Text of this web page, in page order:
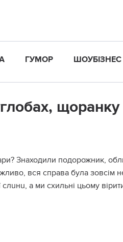
ГУМОР ШОУБІЗНЕС
щоранку
Знаходили подорожник,
вся справа була зовсім
а ми схильні цьому